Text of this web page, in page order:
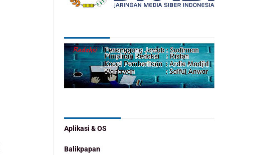
Aplikasi & OS
Balikpapan